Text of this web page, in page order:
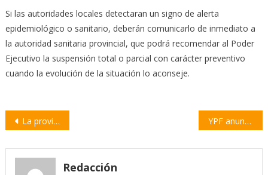
Si las autoridades locales detectaran un signo de alerta
epidemiológico o sanitario, deberán comunicarlo de inmediato a
la autoridad sanitaria provincial, que podrá recomendar al Poder
Ejecutivo la suspensión total o parcial con carácter preventivo
cuando la evolución de la situación lo aconseje.
Navegación
entradas
La provincia de Santa Fe superó los 150 mil casos de coronavirus YPF anunció una inversión millonaria y más producción energética
Redacción